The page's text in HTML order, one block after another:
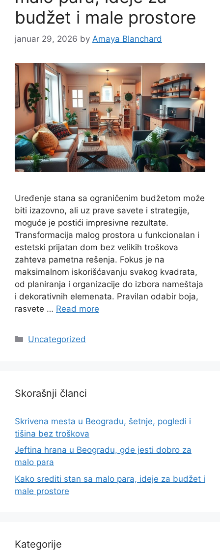
budžet i male prostore
januar 29, 2026 by Amaya Blanchard
Uređenje stana sa ograničenim budžetom može
biti izazovno, ali uz prave savete i strategije,
moguće je postići impresivne rezultate.
Transformacija malog prostora u funkcionalan i
estetski prijatan dom bez velikih troškova
zahteva pametna rešenja. Fokus je na
maksimalnom iskorišćavanju svakog kvadrata,
od planiranja i organizacije do izbora nameštaja
i dekorativnih elemenata. Pravilan odabir boja,
rasvete … Read more
Categories
Uncategorized
Skorašnji članci
Skrivena mesta u Beogradu, šetnje, pogledi i
tišina bez troškova
Jeftina hrana u Beogradu, gde jesti dobro za
malo para
Kako srediti stan sa malo para, ideje za budžet i
male prostore
Kategorije